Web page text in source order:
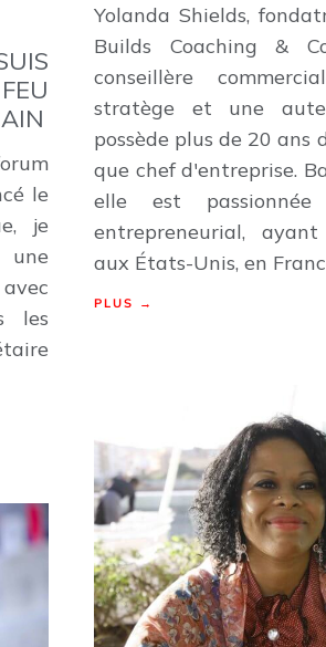
le
je
les
Yolanda Shields,
Builds Coaching &
conseillère
stratège et une
possède plus de 20 ans
que chef d'entreprise.
elle est passionnée
entrepreneurial,
aux États-Unis, en
PLUS →